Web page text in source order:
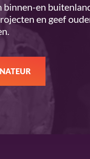
en
en geef